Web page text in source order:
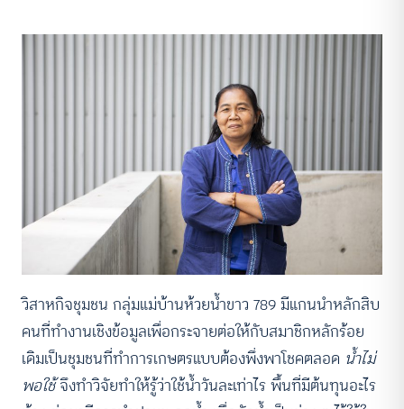
วิสาหกิจชุมชน กลุ่มแม่บ้านห้วยน้ำขาว 789 มีแกนนำหลักสิบ
คนที่ทำงานเชิงข้อมูลเพื่อกระจายต่อให้กับสมาชิกหลักร้อย
เดิมเป็นชุมชนที่ทำการเกษตรแบบต้องพึ่งพาโชคตลอด น้ำไม่
พอใช้จึงทำวิจัยทำให้รู้ว่าใช้น้ำวันละเท่าไร พื้นที่มีต้นทุนอะไร